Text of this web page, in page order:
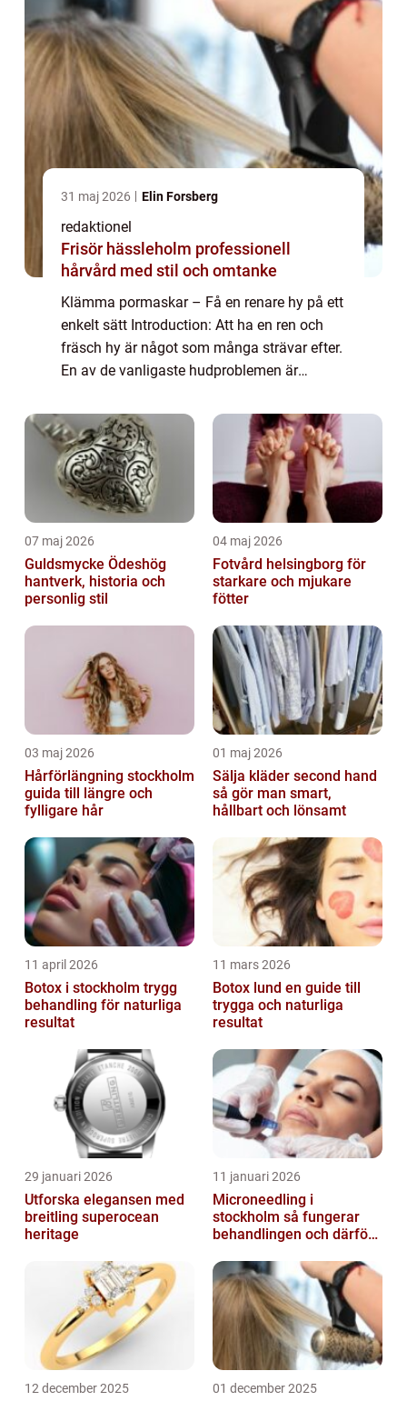
31 maj 2026 Elin Forsberg
redaktionel
Frisör hässleholm professionell
hårvård med stil och omtanke
Klämma pormaskar – Få en renare hy på ett
enkelt sätt Introduction: Att ha en ren och
fräsch hy är något som många strävar efter.
En av de vanligaste hudproblemen är
igentäppta med talg och döda hudceller. ...
07 maj 2026
Guldsmycke Ödeshög
hantverk, historia och
personlig stil
04 maj 2026
Fotvård helsingborg för
starkare och mjukare
fötter
03 maj 2026
Hårförlängning stockholm
guida till längre och
fylligare hår
01 maj 2026
Sälja kläder second hand
så gör man smart,
hållbart och lönsamt
11 april 2026
Botox i stockholm trygg
behandling för naturliga
resultat
11 mars 2026
Botox lund en guide till
trygga och naturliga
resultat
29 januari 2026
Utforska elegansen med
breitling superocean
heritage
11 januari 2026
Microneedling i
stockholm så fungerar
behandlingen och därför
12 december 2025 01 december 2025